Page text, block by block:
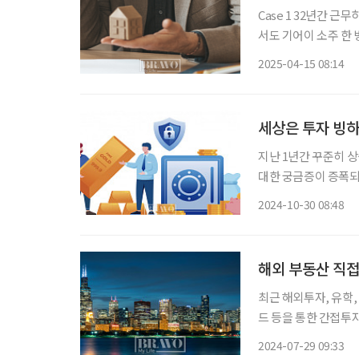
Case 1 32년간 근무
서도 기어이 소주 한
2025-04-15 08:14
세상은 투자 빙
지난 1년간 꾸준히
대한 궁금증이 증폭
2024-10-30 08:48
해외 부동산 직
최근 해외투자, 유학
드 등을 통한 간접투
2024-07-29 09:33